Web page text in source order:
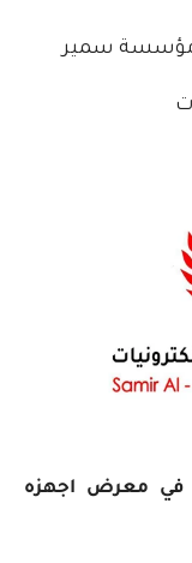
مؤسسة سمير
معرض اجهزه